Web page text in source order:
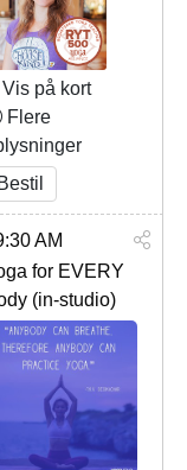
på kort
Flere
Bestil
AM
for EVERY
(in-studio)